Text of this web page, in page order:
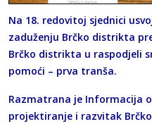
Na 18. redovitoj sjednici
zaduženju Brčko distrikta
Brčko distrikta u raspodjeli
pomoći – prva tranša.
Razmatrana je Informacija
projektiranje i razvitak